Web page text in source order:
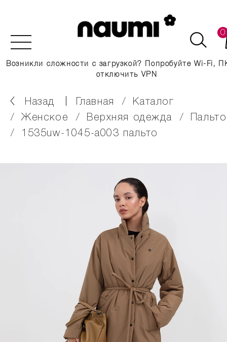
0
Возникли сложности с загрузкой? Попробуйте Wi-Fi,
отключить VPN
Назад главная
каталог
женское
верхняя одежда
пальто
1535uw-1045-a003 пальто